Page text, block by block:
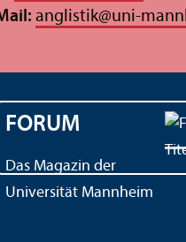
anglistik@uni-
FORUM
Das Magazin der
Universität Mannheim